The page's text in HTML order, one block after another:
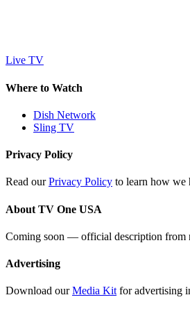
Live TV
Where to Watch
Dish Network
Sling TV
Privacy Policy
Read ourPrivacy Policy to learn how we
About TV One USA
Coming soon — official description from
Advertising
Download ourMedia Kitfor advertising